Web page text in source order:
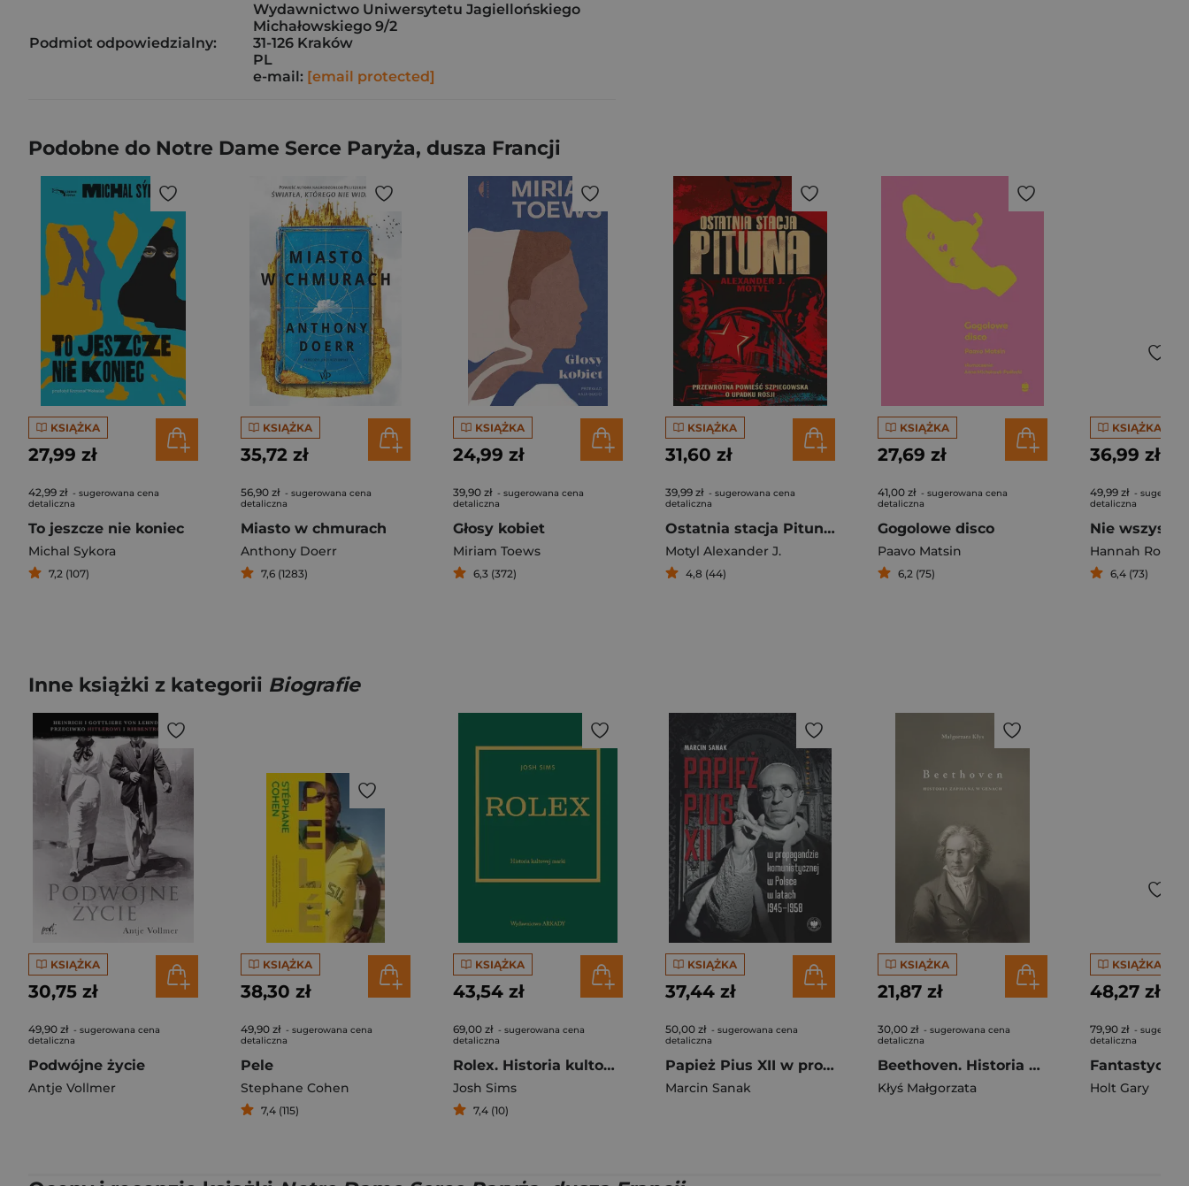
Podmiot odpowiedzialny:
Wydawnictwo Uniwersytetu Jagiellońskiego
Michałowskiego 9/2
31-126 Kraków
PL
e-mail: [email protected]
Podobne do Notre Dame Serce Paryża, dusza Francji
KSIĄŻKA
27,99 zł
42,99 zł - sugerowana cena
detaliczna
To jeszcze nie koniec
Michal Sykora
7,2 (107)
KSIĄŻKA
35,72 zł
56,90 zł - sugerowana cena
detaliczna
Miasto w chmurach
Anthony Doerr
7,6 (1283)
KSIĄŻKA
24,99 zł
39,90 zł - sugerowana cena
detaliczna
Głosy kobiet
Miriam Toews
6,3 (372)
KSIĄŻKA
31,60 zł
39,99 zł - sugerowana cena
detaliczna
Ostatnia stacja Pituna Przewrotna powieść szpiegowska o upadku Rosji
Motyl Alexander J.
4,8 (44)
KSIĄŻKA
27,69 zł
41,00 zł - sugerowana cena
detaliczna
Gogolowe disco
Paavo Matsin
6,2 (75)
KSIĄŻKA
36,99 zł
49,99 zł -
detaliczna
Hannah
6,4 (73)
Inne książki z kategorii Biografie
KSIĄŻKA
30,75 zł
49,90 zł - sugerowana cena
detaliczna
Podwójne życie
Antje Vollmer
KSIĄŻKA
38,30 zł
49,90 zł - sugerowana cena
detaliczna
Pele
Stephane Cohen
7,4 (115)
KSIĄŻKA
43,54 zł
69,00 zł - sugerowana cena
detaliczna
Rolex. Historia kultowej marki
Josh Sims
7,4 (10)
KSIĄŻKA
37,44 zł
50,00 zł - sugerowana cena
detaliczna
Papież Pius XII w propagandzie komunistycznej w Polsce w latach 1945-1958
Marcin Sanak
KSIĄŻKA
21,87 zł
30,00 zł - sugerowana cena
detaliczna
Beethoven. Historia zapisana w genach
Kłyś Małgorzata
KSIĄŻKA
48,27 zł
79,90 zł -
detaliczna
Holt Gary